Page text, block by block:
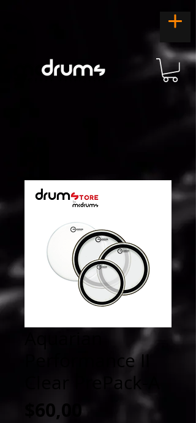
Performance II
Clear PrePack-A
$60,00Precio